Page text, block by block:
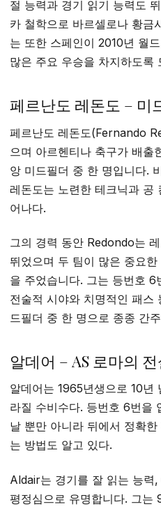
절 능력과 경기 읽기 능력도
카 철학으로 바르셀로나 황금
는 또한 스페인이 2010년 월
많은 주요 우승을 차지하도록
페르난도 레돈도 – 미
페르난도 레돈도(Fernando
으며 아르헨티나 축구가 배출
앙 미드필더 중 한 명입니다.
레돈도는 노련한 테크닉과 공
어나다.
그의 경력 동안 Redondo는
뛰었으며 두 팀이 많은 중요
을 주었습니다. 그는 등번호
전술적 시야와 치명적인 패스
드필더 중 한 명으로 종종 간
알데어 – AS 로마의
알데어는 1965년생으로 10년
라질 수비수다. 등번호 6번을
날 뿐만 아니라 뒤에서 정확
는 방법도 알고 있다.
Aldair는 경기를 잘 읽는 능력
평정심으로 유명합니다. 그는